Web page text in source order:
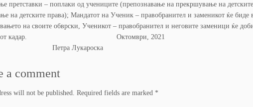
претставки – поплаки од учениците (препознавање на прекршување на
на детските права); Мандатот на Ученик – правобранител и заменикот ќе
на своите обврски, Ученикот – правобранител и неговите заменици ќе
кадар. Октомври, 2021
Лукароска
a comment
will not be published. Required fields are marked *